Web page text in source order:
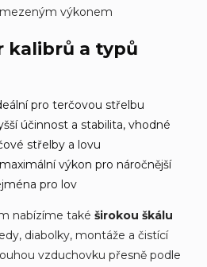
výkonem
kalibrů a typů
pro terčovou střelbu
účinnost a stabilita, vhodné
střelby a lovu
výkon pro náročnější
pro lov
nabízíme také širokou škálu
diabolky, montáže a čistící
vzduchovku přesně podle